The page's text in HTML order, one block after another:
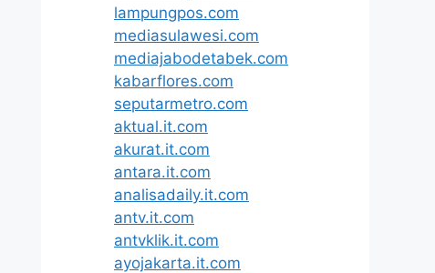
lampungpos.com
mediasulawesi.com
mediajabodetabek.com
kabarflores.com
seputarmetro.com
aktual.it.com
akurat.it.com
antara.it.com
analisadaily.it.com
antv.it.com
antvklik.it.com
ayojakarta.it.com